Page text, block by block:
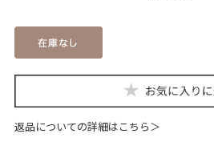
返品についての詳細はこちら